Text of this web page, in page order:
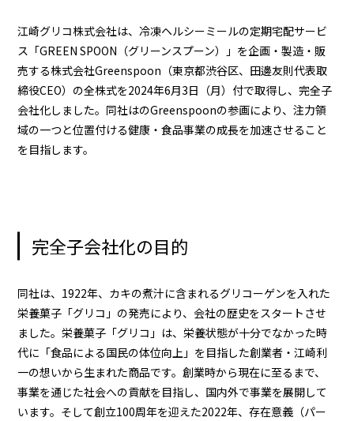
江崎グリコ株式会社は、冷凍ヘルシーミールの定期宅配サービ
ス「GREEN SPOON（グリーンスプーン）」を企画・製造・販
売する株式会社Greenspoon（東京都渋谷区、田邊友則代表取
締役CEO）の全株式を2024年6月3日（月）付で取得し、完全子
会社化しました。同社はのGreenspoonの参画により、注力領
域の一つと位置付ける健康・食品事業の成長を加速させること
を目指します。
完全子会社化の目的
同社は、1922年、カキの煮汁に含まれるグリコーゲンを⼊れた
栄養菓⼦「グリコ」の発売により、会社の歴史をスタートさせ
ました。栄養菓⼦「グリコ」は、栄養状態が⼗分でなかった時
代に「⾷品による国⺠の体位向上」を目指した創業者・江崎利
一の想いから生まれた商品です。創業時から現在に至るまで、
事業を通じた社会への貢献を目指し、国内外で事業を展開して
います。そして創立100周年を迎えた2022年、存在意義（パー